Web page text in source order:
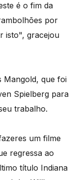
é o fim da
por
isto", gracejou
Mangold, que foi
Spielberg para
trabalho.
um filme
regressa ao
título Indiana